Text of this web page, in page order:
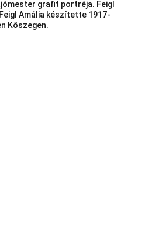
grafit portréja. Feigl
Amália készítette 1917-
Kőszegen.